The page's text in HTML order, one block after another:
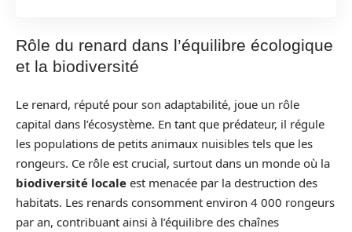
Rôle du renard dans l’équilibre écologique
et la biodiversité
Le renard, réputé pour son adaptabilité, joue un rôle
capital dans l’écosystème. En tant que prédateur, il régule
les populations de petits animaux nuisibles tels que les
rongeurs. Ce rôle est crucial, surtout dans un monde où la
biodiversité locale est menacée par la destruction des
habitats. Les renards consomment environ 4 000 rongeurs
par an, contribuant ainsi à l’équilibre des chaînes